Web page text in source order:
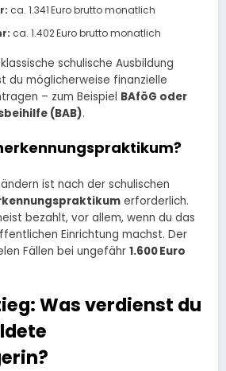
ca. 1.341 Euro brutto monatlich
ca. 1.402 Euro brutto monatlich
schulische Ausbildung
du möglicherweise finanzielle
– zum Beispiel BAföG oder
(BAB).
ist nach der schulischen
erforderlich.
bezahlt, vor allem, wenn du das
Einrichtung machst. Der
Fällen bei ungefähr 1.600 Euro
Was verdienst du